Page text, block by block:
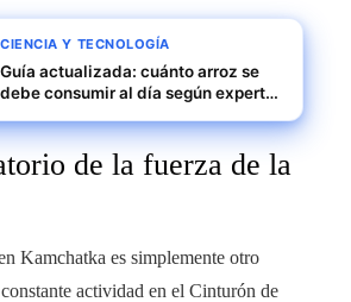
CIENCIA Y TECNOLOGÍA
Guía actualizada: cuánto arroz se
debe consumir al día según expertos
de la fuerza de la
Kamchatka es simplemente otro
actividad en el Cinturón de